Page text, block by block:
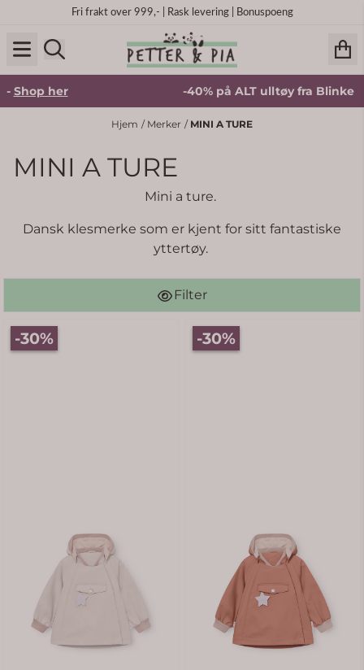
Hopp til innholdFri frakt over 999,- | Rask levering | Bonuspoeng
her -40% på ALT ulltøy fra Blinke -Shop
Hjem / Merker / MINI A TURE
MINI A TURE
Mini a ture.
Dansk klesmerke som er kjent for sitt fantastiske
yttertøy.
Filter
-30% -30%